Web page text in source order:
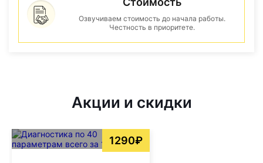
Озвучиваем стоимость до начала работы.
Честность в приоритете.
Акции и скидки
1290₽